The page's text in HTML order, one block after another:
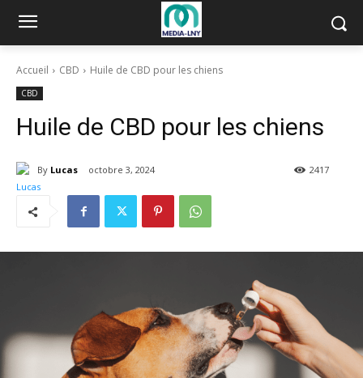
Accueil CBD Huile de CBD pour les chiens
CBD
Huile de CBD pour les chiens
By Lucas octobre 3, 2024 2417